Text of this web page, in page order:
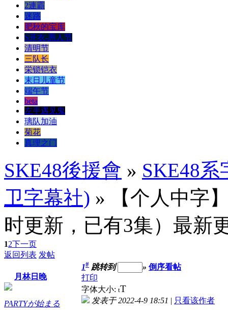
2連霸
迷路
肥秋的宝库
S开衣-愚人节
清明节
三队长
栄锁铠衣
末日儿童节
端午节
beta
左手遇见鬼
璃队加油
菊花
真理之门
SKE48後援會 » SKE48
卫字幕社) » 【个人中字
时更新，已有3集）最新
12下一页
返回列表 发帖
月林日晚
PARTYが始まる
1# 跳转到 » 倒序看帖
打印
字体大小: tT
发表于 2022-4-9 18:51 | 只看该作者